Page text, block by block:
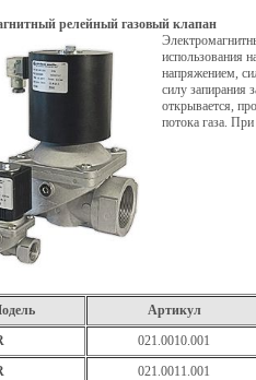
релейный газовый клапан
использования
напряжением,
силу запирания
открывается,
потока газа.
Артикул
021.0010.001
021.0011.001